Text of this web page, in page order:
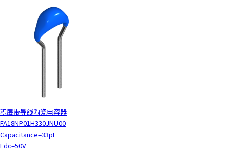
积层带导线陶瓷电容器
FA18NP01H330JNU00
Capacitance=33pF
Edc=50V